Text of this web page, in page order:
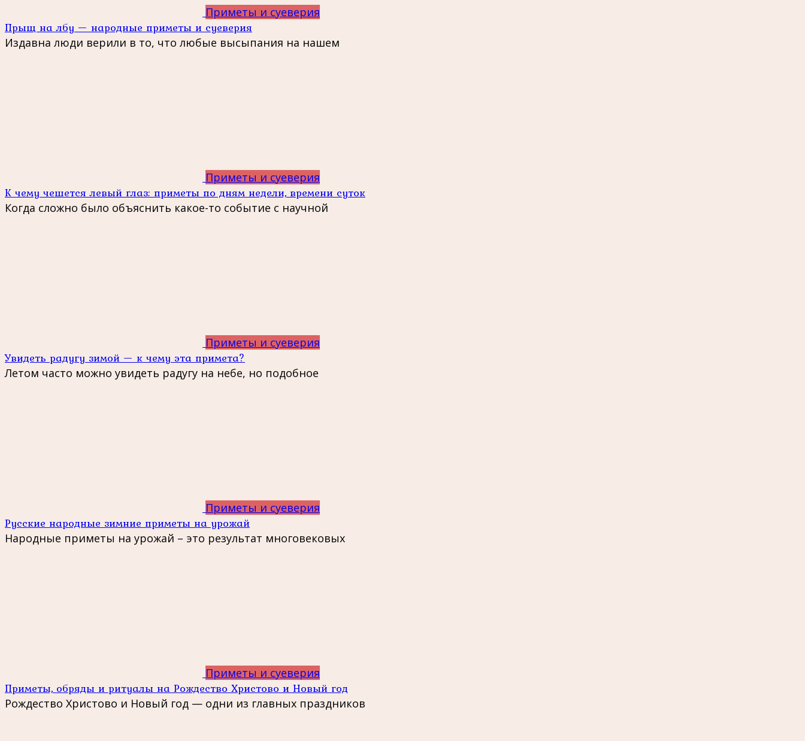
Приметы и суеверия
Прыщ на лбу — народные приметы и суеверия
Издавна люди верили в то, что любые высыпания на нашем
Приметы и суеверия
К чему чешется левый глаз: приметы по дням недели, времени суток
Когда сложно было объяснить какое-то событие с научной
Приметы и суеверия
Увидеть радугу зимой — к чему эта примета?
Летом часто можно увидеть радугу на небе, но подобное
Приметы и суеверия
Русские народные зимние приметы на урожай
Народные приметы на урожай – это результат многовековых
Приметы и суеверия
Приметы, обряды и ритуалы на Рождество Христово и Новый год
Рождество Христово и Новый год — одни из главных праздников